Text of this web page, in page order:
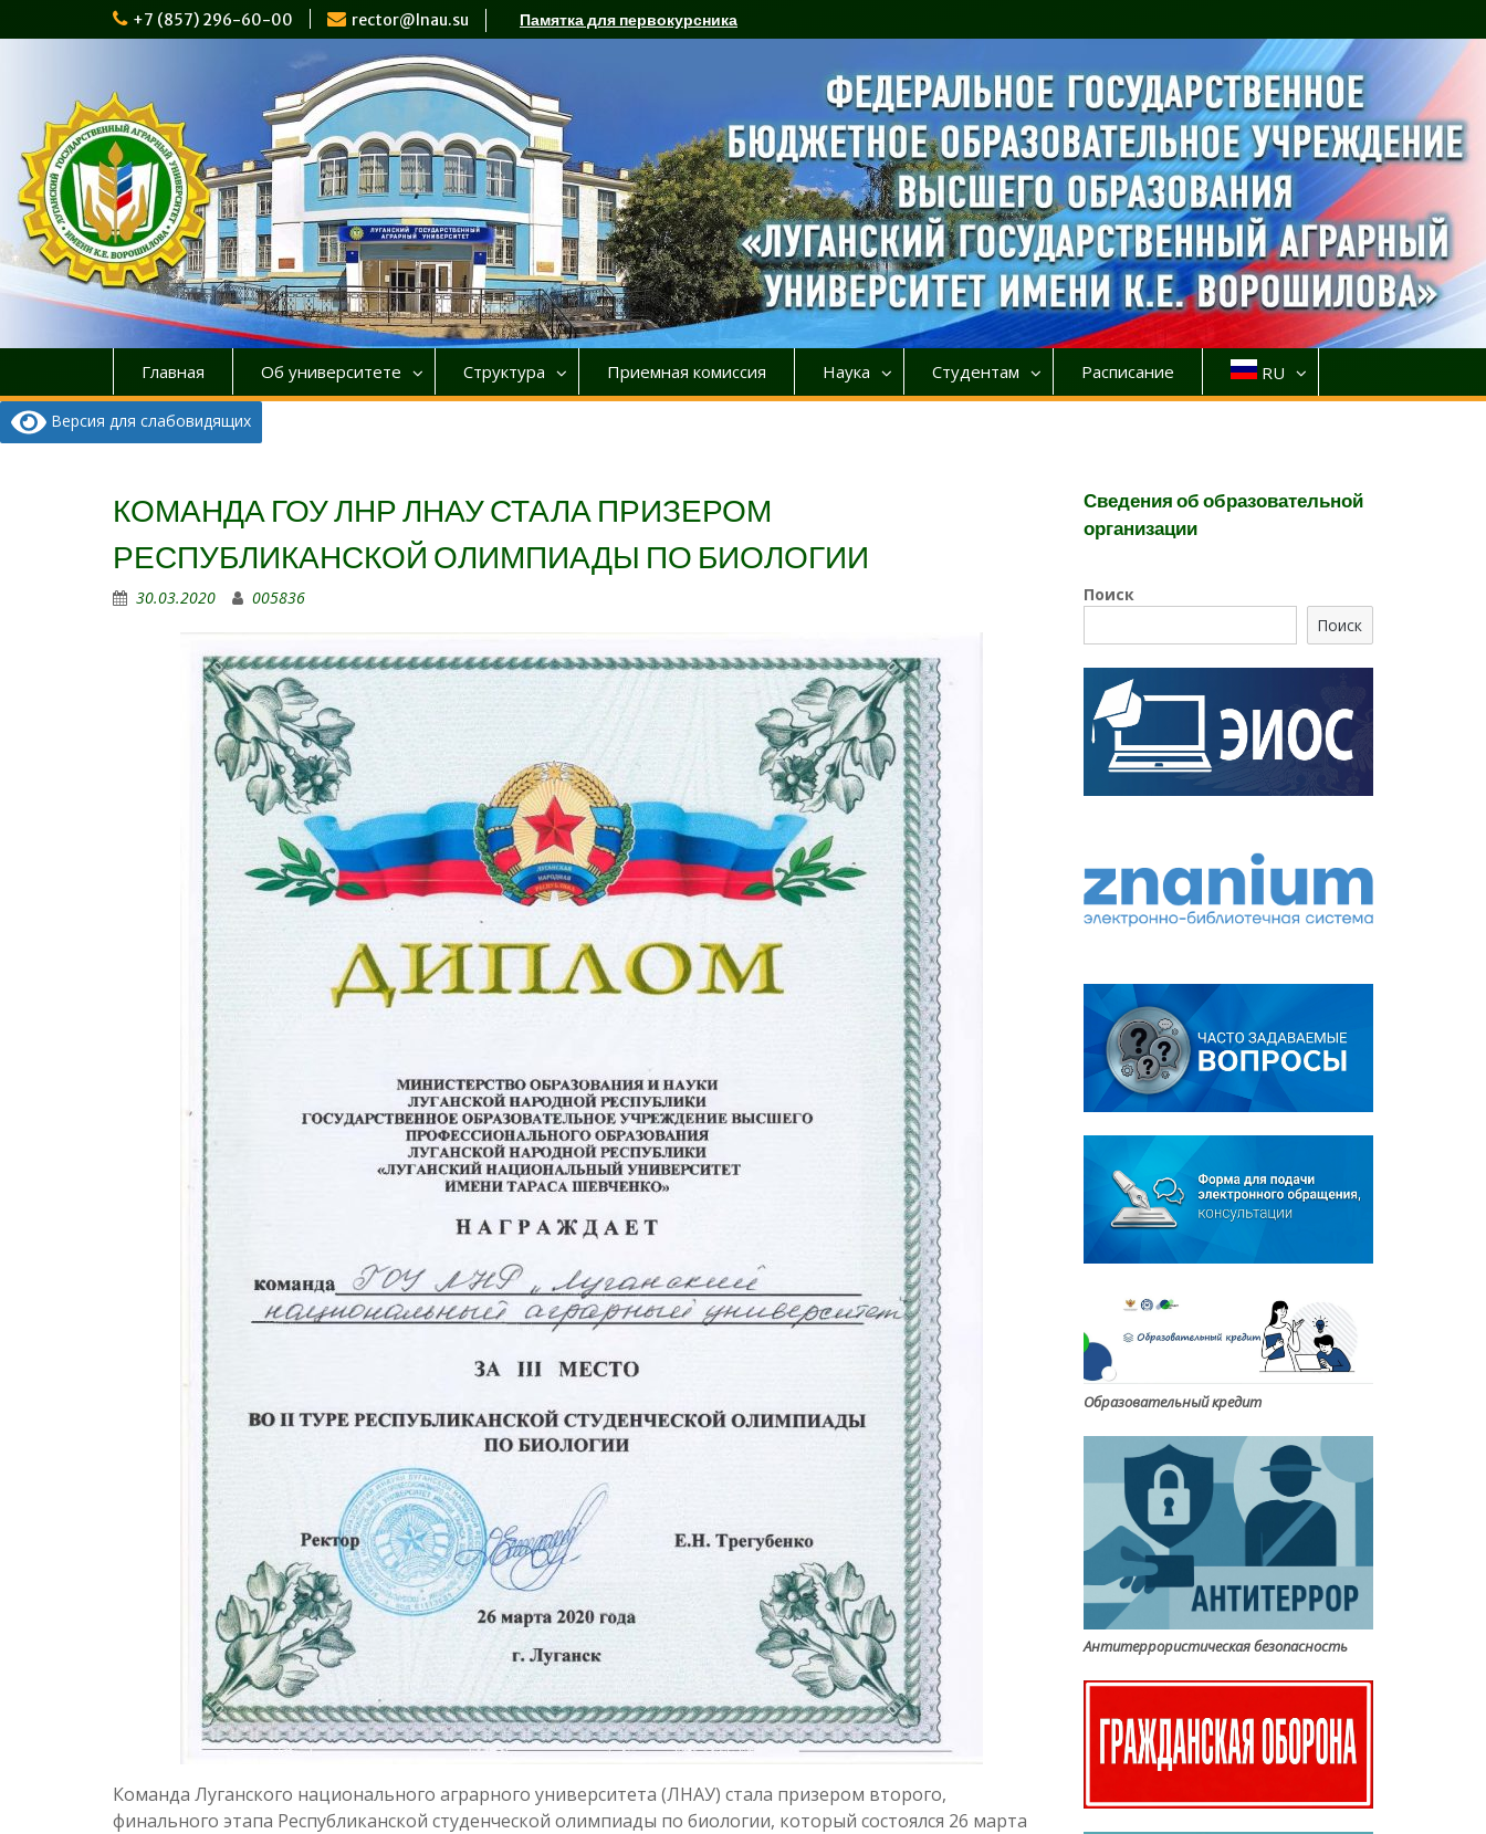
к
+7 (857) 296-60-00 rector@lnau.su Памятка для первокурсника
Главная Об университете Структура Приемная комиссия Наука Студентам Расписание RU
Версия для слабовидящих
КОМАНДА ГОУ ЛНР ЛНАУ СТАЛА ПРИЗЕРОМ
РЕСПУБЛИКАНСКОЙ ОЛИМПИАДЫ ПО БИОЛОГИИ
30.03.2020 005836
Команда Луганского национального аграрного университета (ЛНАУ) стала призером второго,
финального этапа Республиканской студенческой олимпиады по биологии, который состоялся 26 марта
Сведения об образовательной
организации
Поиск
Поиск
Образовательный кредит
Антитеррористическая безопасность